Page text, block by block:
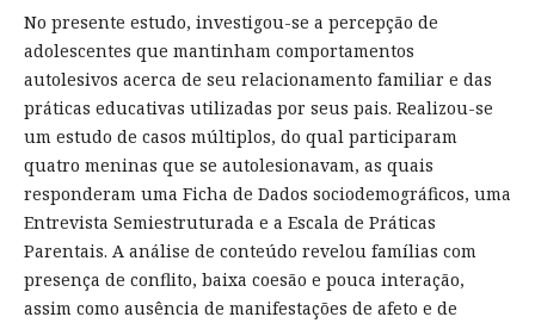
No presente estudo, investigou-se a percepção de
adolescentes que mantinham comportamentos
autolesivos acerca de seu relacionamento familiar e das
práticas educativas utilizadas por seus pais. Realizou-se
um estudo de casos múltiplos, do qual participaram
quatro meninas que se autolesionavam, as quais
responderam uma Ficha de Dados sociodemográficos, uma
Entrevista Semiestruturada e a Escala de Práticas
Parentais. A análise de conteúdo revelou famílias com
presença de conflito, baixa coesão e pouca interação,
assim como ausência de manifestações de afeto e de